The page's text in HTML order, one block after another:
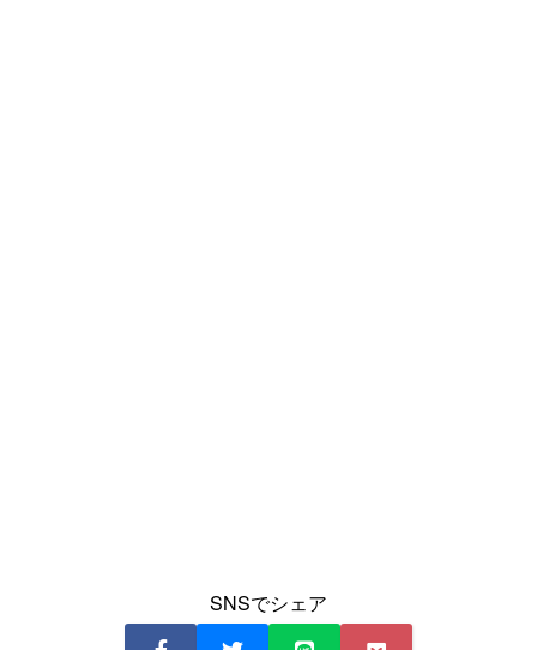
SNSでシェア